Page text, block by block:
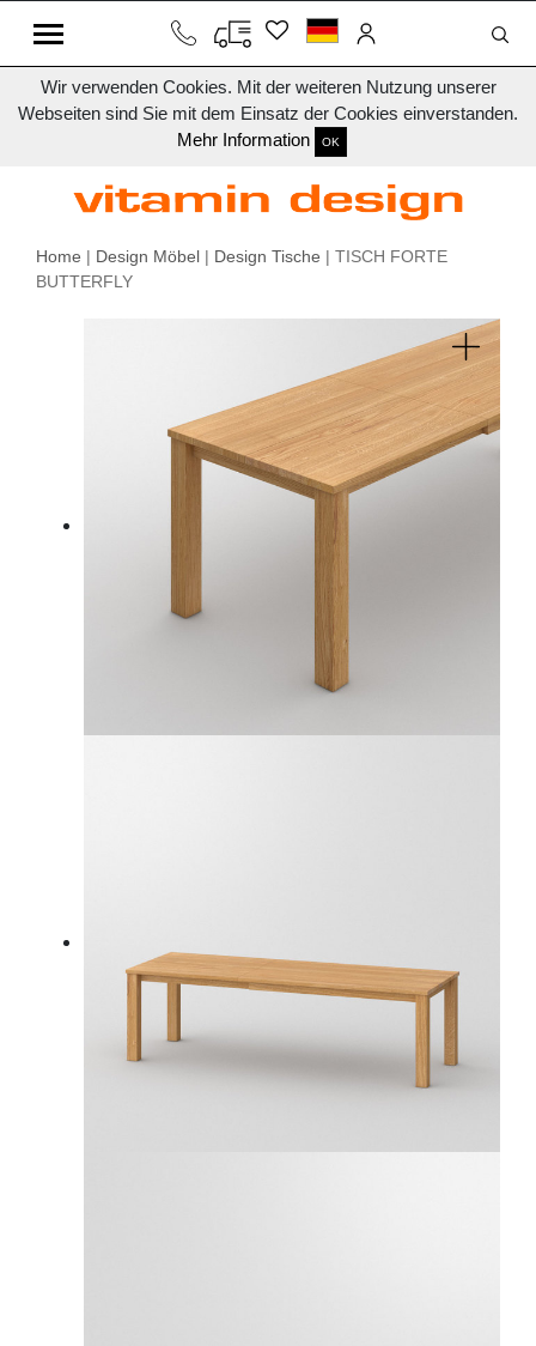
Wir verwenden Cookies. Mit der weiteren Nutzung unserer
Webseiten sind Sie mit dem Einsatz der Cookies einverstanden.
Mehr Information
OK
Home | Design Möbel | Design Tische | TISCH FORTE
BUTTERFLY